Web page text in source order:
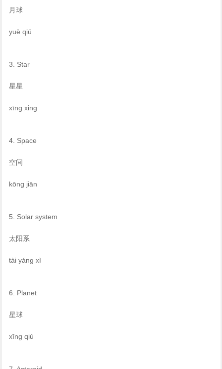
月球
yuè qiú
3. Star
星星
xīng xing
4. Space
空间
kōng jiān
5. Solar system
太阳系
tài yáng xì
6. Planet
星球
xīng qiú